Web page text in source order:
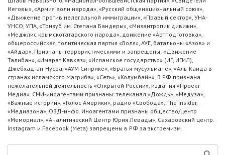
Иеговы», «Армия воли народа», «Русский общенациональный союз»,
«Движение против нелегальной иммиграции», «Правый сектор», УНА-
УНСО, УПА, «Тризуб им. Степана Бандеры», «Мизантропик дивижн»,
«Меджлис крымскотатарского народа», движение «Артподготовка»,
общероссийская политическая партия «Воля», АУЕ, батальоны «Азов» и
«Айдар». Признаны террористическими и запрещены: «Движение
Талибан», «Имарат Кавказ», «Исламское государство» (ИГ, ИГИЛ),
Джебхад-ан-Нусра, «АУМ Синрике», «Братья-мусульмане», «Аль-Каида в
странах исламского Магриба», «Сеть», «Колумбайн». В РФ признана
нежелательной деятельность «Открытой России», издания «Проект
Медиа». СМИ-иноагентами признаны: телеканал «Дождь», «Медуза»,
«Важные истории», «Голос Америки», радио «Свобода», The Insider,
«Медиазона», ОВД-инфо. Иноагентами признаны общество/центр
«Мемориал», «Аналитический Центр Юрия Левады», Сахаровский центр.
Instagram и Facebook (Metа) запрещены в РФ за экстремизм.